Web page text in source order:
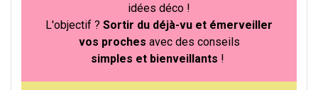
idées déco !
L'objectif ? Sortir du déjà-vu et émerveiller
vos proches avec des conseils
simples et bienveillants !